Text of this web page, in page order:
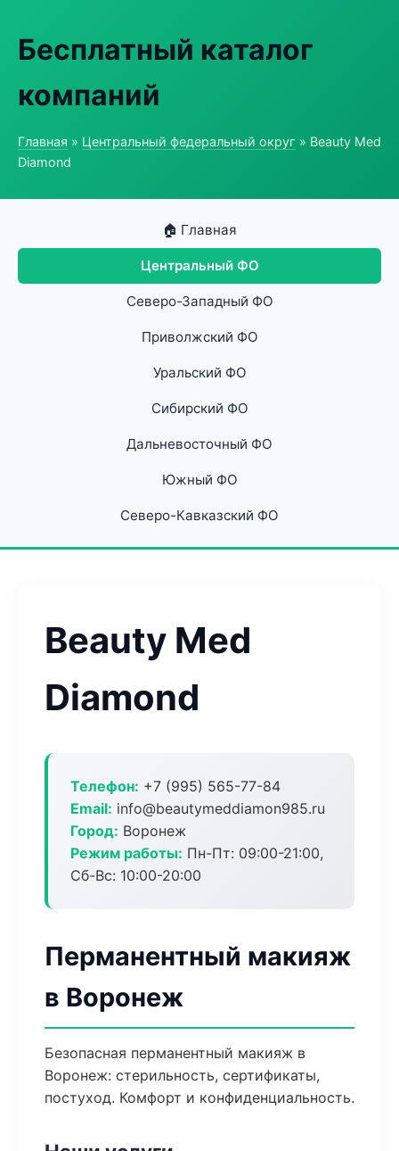
Бесплатный каталог
компаний
Главная » Центральный федеральный округ » Beauty Med
Diamond
🏠 Главная
Центральный ФО
Северо-Западный ФО
Приволжский ФО
Уральский ФО
Сибирский ФО
Дальневосточный ФО
Южный ФО
Северо-Кавказский ФО
Beauty Med
Diamond
Телефон: +7 (995) 565-77-84
Email: info@beautymeddiamon985.ru
Город: Воронеж
Режим работы: Пн-Пт: 09:00-21:00,
Сб-Вс: 10:00-20:00
Перманентный макияж
в Воронеж
Безопасная перманентный макияж в
Воронеж: стерильность, сертификаты,
постуход. Комфорт и конфиденциальность.